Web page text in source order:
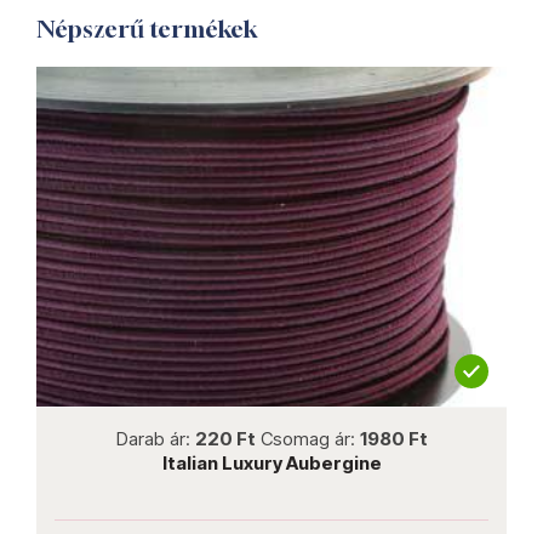
Népszerű termékek
Darab ár: 220 Ft Csomag ár: 1980 Ft
Italian Luxury Aubergine